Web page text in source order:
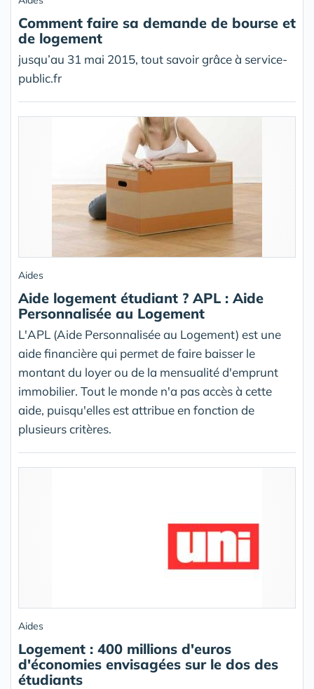
Comment faire sa demande de bourse et
de logement
jusqu’au 31 mai 2015, tout savoir grâce à service-
public.fr
Aides
Aide logement étudiant ? APL : Aide
Personnalisée au Logement
L'APL (Aide Personnalisée au Logement) est une
aide financière qui permet de faire baisser le
montant du loyer ou de la mensualité d'emprunt
immobilier. Tout le monde n'a pas accès à cette
aide, puisqu'elles est attribue en fonction de
plusieurs critères.
Aides
Logement : 400 millions d'euros
d'économies envisagées sur le dos des
étudiants